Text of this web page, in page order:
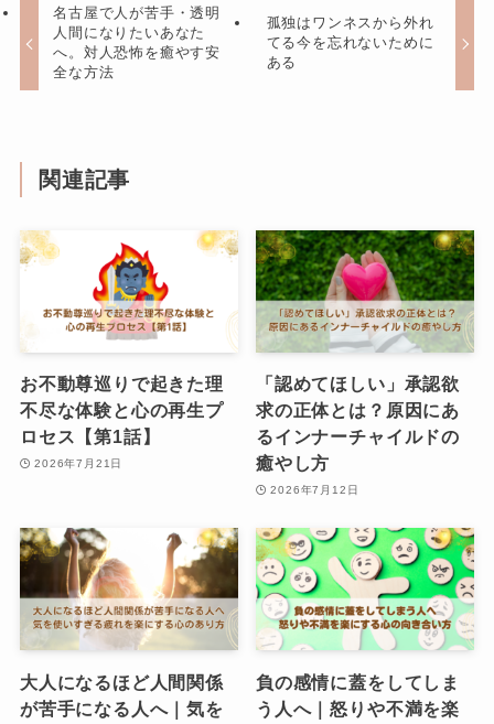
名古屋で人が苦手・透明
人間になりたいあなた
へ。対人恐怖を癒やす安
全な方法
孤独はワンネスから外れ
てる今を忘れないために
ある
関連記事
お不動尊巡りで起きた理
不尽な体験と心の再生プ
ロセス【第1話】
2026年7月21日
「認めてほしい」承認欲
求の正体とは？原因にあ
るインナーチャイルドの
癒やし方
2026年7月12日
大人になるほど人間関係
が苦手になる人へ｜気を
負の感情に蓋をしてしま
う人へ｜怒りや不満を楽